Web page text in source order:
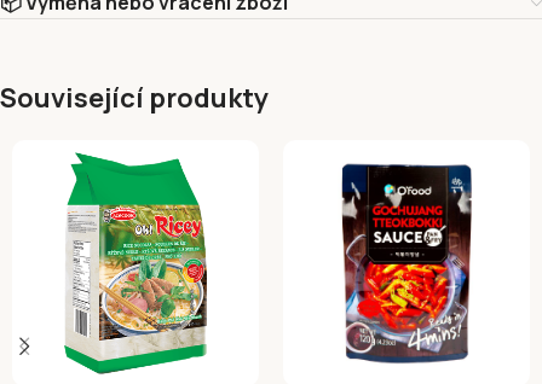
Související produkty